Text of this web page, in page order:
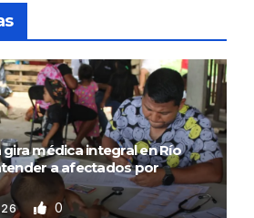
médica integral en Río
a afectados por
0